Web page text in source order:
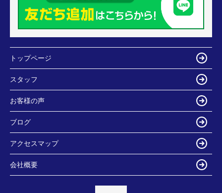
トップページ
スタッフ
お客様の声
ブログ
アクセスマップ
会社概要